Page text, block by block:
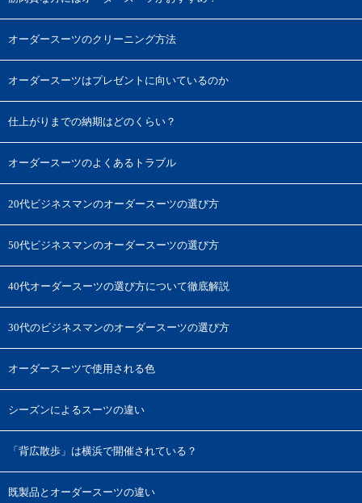
オーダースーツのクリーニング方法
オーダースーツはプレゼントに向いているのか
仕上がりまでの納期はどのくらい？
オーダースーツのよくあるトラブル
20代ビジネスマンのオーダースーツの選び方
50代ビジネスマンのオーダースーツの選び方
40代オーダースーツの選び方について徹底解説
30代のビジネスマンのオーダースーツの選び方
オーダースーツで使用される色
シーズンによるスーツの違い
「背広散歩」は横浜で開催されている？
既製品とオーダースーツの違い